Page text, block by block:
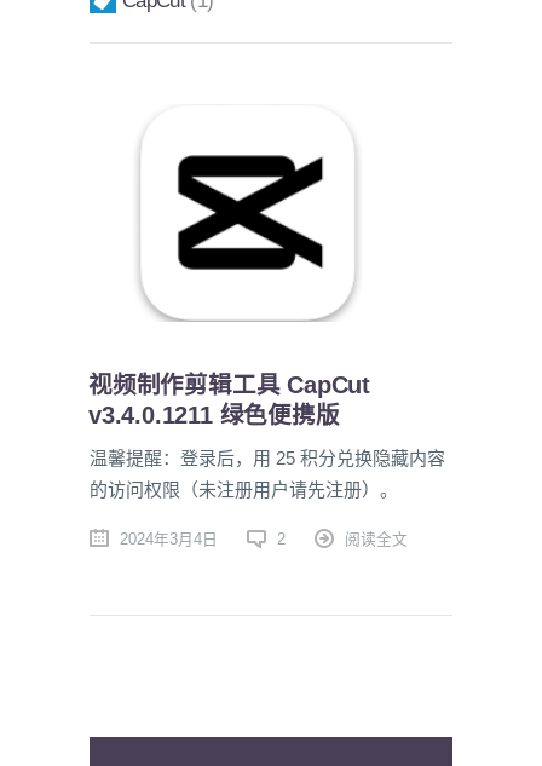
视频制作剪辑工具 CapCut
v3.4.0.1211 绿色便携版
温馨提醒：登录后，用 25 积分兑换隐藏内容
的访问权限（未注册用户请先注册）。
2024年3月4日 2 阅读全文